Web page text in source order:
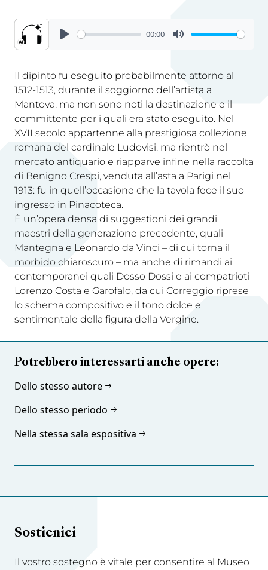
00:00
Il dipinto fu eseguito probabilmente attorno al
1512-1513, durante il soggiorno dell’artista a
Mantova, ma non sono noti la destinazione e il
committente per i quali era stato eseguito. Nel
XVII secolo appartenne alla prestigiosa collezione
romana del cardinale Ludovisi, ma rientrò nel
mercato antiquario e riapparve infine nella raccolta
di Benigno Crespi, venduta all’asta a Parigi nel
1913: fu in quell’occasione che la tavola fece il suo
ingresso in Pinacoteca.
È un’opera densa di suggestioni dei grandi
maestri della generazione precedente, quali
Mantegna e Leonardo da Vinci – di cui torna il
morbido chiaroscuro – ma anche di rimandi ai
contemporanei quali Dosso Dossi e ai compatrioti
Lorenzo Costa e Garofalo, da cui Correggio riprese
lo schema compositivo e il tono dolce e
sentimentale della figura della Vergine.
Potrebbero interessarti anche opere:
Dello stesso autore
Dello stesso periodo
Nella stessa sala espositiva
Sostienici
Il vostro sostegno è vitale per consentire al Museo